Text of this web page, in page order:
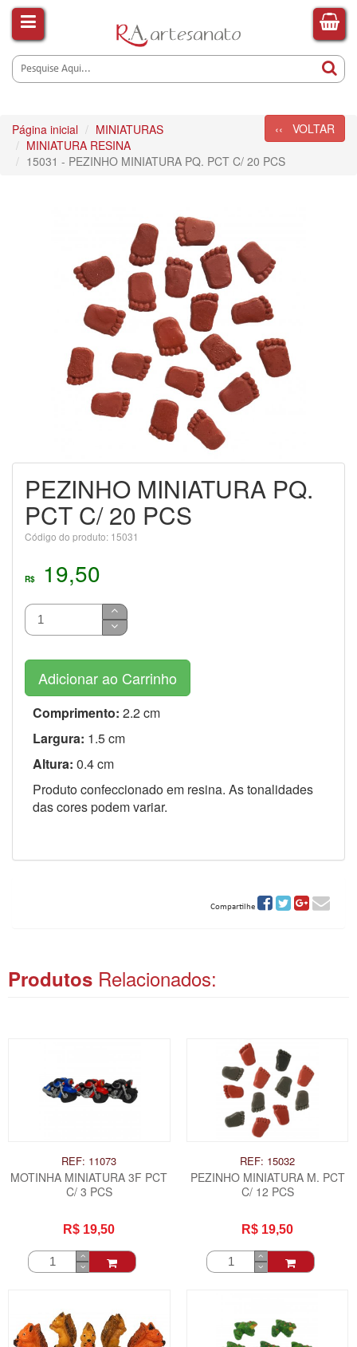
‹‹ VOLTAR
Página inicial
MINIATURAS
MINIATURA RESINA
15031 - PEZINHO MINIATURA PQ. PCT C/ 20 PCS
PEZINHO MINIATURA PQ.
PCT C/ 20 PCS
Código do produto: 15031
R$ 19,50
Adicionar ao Carrinho
Comprimento: 2.2 cm
Largura: 1.5 cm
Altura: 0.4 cm
Produto confeccionado em resina. As tonalidades
das cores podem variar.
Compartilhe
Produtos Relacionados:
REF: 11073
MOTINHA MINIATURA 3F PCT
C/ 3 PCS
R$ 19,50
REF: 15032
PEZINHO MINIATURA M. PCT
C/ 12 PCS
R$ 19,50